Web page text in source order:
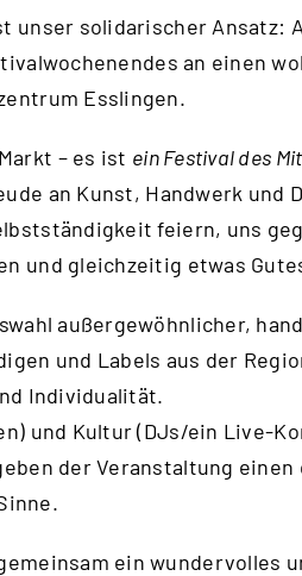
unser solidarischer Ansatz:
an einen
Esslingen.
– es ist ein Festival des
an Kunst, Handwerk und
feiern, uns
und gleichzeitig etwas
außergewöhnlicher,
und Labels aus der
Individualität.
und Kultur (DJs/ein Live-
der Veranstaltung einen
ein wundervolles